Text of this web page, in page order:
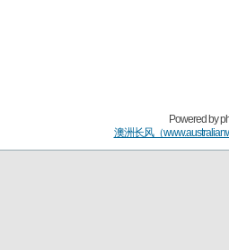
Powered by
澳洲长风（